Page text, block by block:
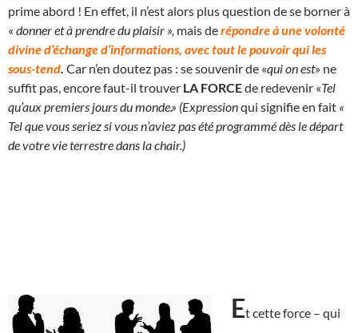
prime abord ! En effet, il n’est alors plus question de se borner à
« donner et à prendre du plaisir », mais derépondre à une volonté
divine d’échange d’informations, avec tout le pouvoir qui les
sous-tend Car n’en doutez pas : se souvenir de «qui on est» ne
suffit pas, encore faut-il trouver LA FORCEde redevenir «Tel
qu’aux premiers jours du monde.» (Expressionqui signifie en fait «
Tel que vous seriez si vous n’aviez pas été programmé dès le départ
de votre vie terrestre dans la chair.)
Et cette force – qui